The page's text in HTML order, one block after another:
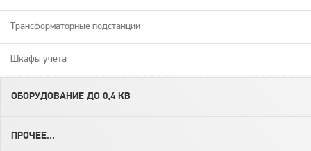
Трансформаторные подстанции
Шкафы учёта
ОБОРУДОВАНИЕ ДО 0,4 КВ
ПРОЧЕЕ...